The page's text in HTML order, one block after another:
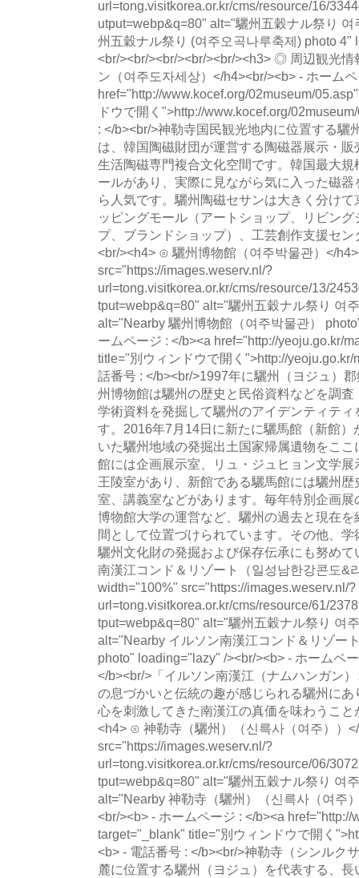
url=tong.visitkorea.or.kr/cms/resource/16/
utput=webp&q=80" alt="驪州五穀ナル祭り
州五穀ナル祭り (여주오곡나루축제) photo 4"
<br/><br/><br/><br/><br/><h3> ◎ 周辺観光
ン（여주도자세상）</h4><br/><b> - ホーム
href="http://www.kocef.org/02museum/
ドウで開く">http://www.kocef.org/
: </b><br/>神勒寺国民観光地内に位置する驪
は、韓国陶磁財団が運営する陶磁器展示・
生活陶磁専門複合文化空間です。韓国最大
ールがあり、実際に見ながら気に入った磁
ら人気です。驪州陶磁セサンは大きく分け
ッピングモール（アートショップ、リビン
プ、ブランドショップ）、工芸創作支援セ
<br/><h4> ⊙ 驪州博物館（여주박물관）</
src="https://images.weserv.nl/?
url=tong.visitkorea.or.kr/cms/resource/13/
tput=webp&q=80" alt="驪州五穀ナル祭り 여
alt="Nearby 驪州博物館（여주박물관）
ームページ : </b><a href="http://yeoju.go.kr/
title="別ウィンドウで開く">http://yeoju.go.kr/
話番号 : </b><br/>1997年に驪州（ヨジュ）
州博物館は驪州の歴史と民俗資料などを調
学術資料を発掘して驪州のアイデンティテ
す。2016年7月14日に新たに驪馬館（新館
いた驪州地域の発掘出土国家帰属遺物をこ
館には企画展示室、リュ・ジュヒョン文学
王陵室があり、新館である驪馬館には驪州
室、講義室などがあります。毎年特別企画
博物館大学の運営など、驪州の過去と現在
間として位置づけられています。その他、
驪州文化財の発掘および保存伝承にも努め
南漢江コンド＆リゾート（일성남한강콘도&
width="100%" src="https://images.weserv.nl/?
url=tong.visitkorea.or.kr/cms/resource/61/
tput=webp&q=80" alt="驪州五穀ナル祭り 여
alt="Nearby イルソン南漢江コンド＆リゾー
photo" loading="lazy" /><br/><b> - ホームペ
</b><br/>「イルソン南漢江（ナムハンガン
の息づかいと伝統の趣が感じられる驪州に
心を刺激してきた南漢江の真価を味わうこ
<h4> ⊙ 神勒寺（驪州）（신륵사（여주））
src="https://images.weserv.nl/?
url=tong.visitkorea.or.kr/cms/resource/06/
tput=webp&q=80" alt="驪州五穀ナル祭り 여
alt="Nearby 神勒寺（驪州）（신륵사（여주
<br/><b> - ホームページ : </b><a
target="_blank" title="別ウィンドウで開く
<b> - 電話番号 : </b><br/>神勒寺（シンルク
麓に位置する驪州（ヨジュ）を代表する、